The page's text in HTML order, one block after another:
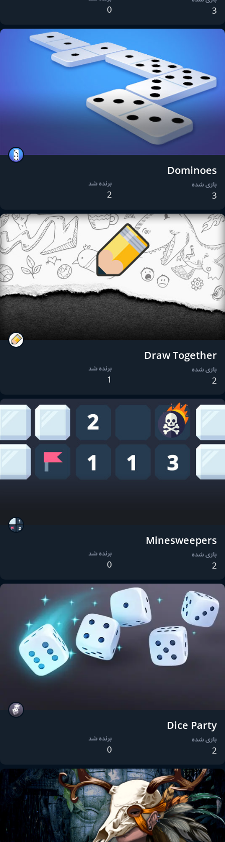
3
0
Dominoes
بازی شده
3
برنده شد
2
Draw Together
بازی شده
2
برنده شد
1
Minesweepers
بازی شده
2
برنده شد
0
Dice Party
بازی شده
2
برنده شد
0